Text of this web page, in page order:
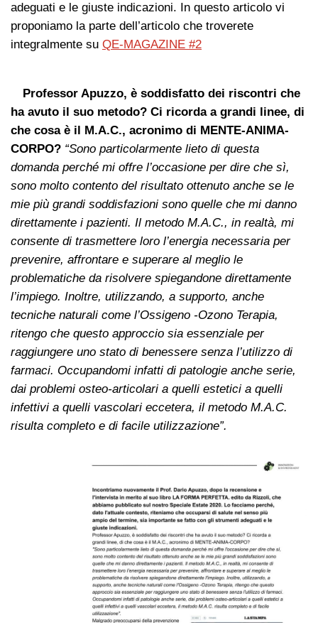
adeguati e le giuste indicazioni. In questo articolo vi
proponiamo la parte dell’articolo che troverete
integralmente su QE-MAGAZINE #2
Professor Apuzzo, è soddisfatto dei riscontri che
ha avuto il suo metodo? Ci ricorda a grandi linee, di
che cosa è il M.A.C., acronimo di MENTE-ANIMA-
CORPO? “Sono particolarmente lieto di questa
domanda perché mi offre l’occasione per dire che sì,
sono molto contento del risultato ottenuto anche se le
mie più grandi soddisfazioni sono quelle che mi danno
direttamente i pazienti. Il metodo M.A.C., in realtà, mi
consente di trasmettere loro l’energia necessaria per
prevenire, affrontare e superare al meglio le
problematiche da risolvere spiegandone direttamente
l’impiego. Inoltre, utilizzando, a supporto, anche
tecniche naturali come l’Ossigeno -Ozono Terapia,
ritengo che questo approccio sia essenziale per
raggiungere uno stato di benessere senza l’utilizzo di
farmaci. Occupandomi infatti di patologie anche serie,
dai problemi osteo-articolari a quelli estetici a quelli
infettivi a quelli vascolari eccetera, il metodo M.A.C.
risulta completo e di facile utilizzazione”.